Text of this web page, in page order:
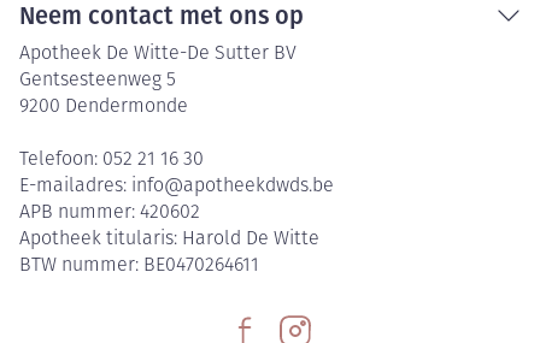
Neem contact met ons op
Apotheek De Witte-De Sutter BV
Gentsesteenweg 5
9200 Dendermonde
Telefoon: 052 21 16 30
E-mailadres: info@apotheekdwds.be
APB nummer: 420602
Apotheek titularis: Harold De Witte
BTW nummer: BE0470264611